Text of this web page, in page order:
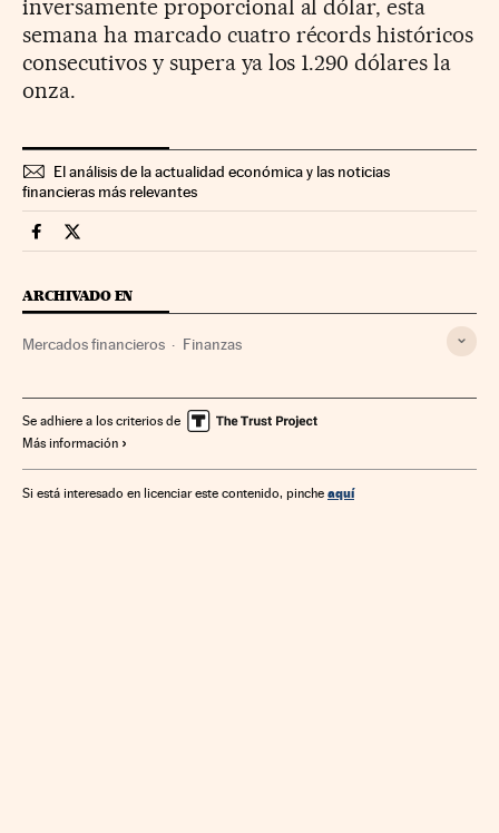
inversamente proporcional al dólar, esta
semana ha marcado cuatro récords históricos
consecutivos y supera ya los 1.290 dólares la
onza.
El análisis de la actualidad económica y las noticias
financieras más relevantes
Mercados Financieros Cinco Días en Facebook
Mercados Financieros Cinco Días en Twitter
ARCHIVADO EN
Mercados financieros Finanzas
Se adhiere a los criterios de
Más información
Si está interesado en licenciar este contenido, pinche aquí